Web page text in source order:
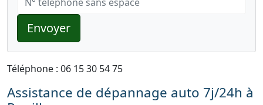
Envoyer
Téléphone : 06 15 30 54 75
Assistance de dépannage auto 7j/24h à